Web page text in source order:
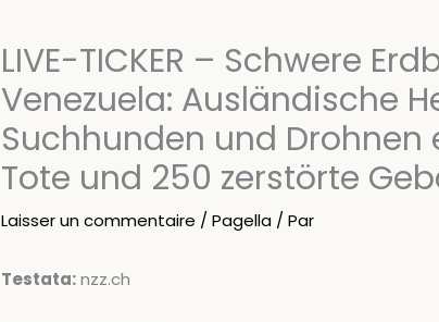
LIVE-TICKER – Schwere
Venezuela: Ausländische
Suchhunden und Drohnen
Tote und 250 zerstörte
Laisser un commentaire /Pagella / Par
Testata:nzz.ch